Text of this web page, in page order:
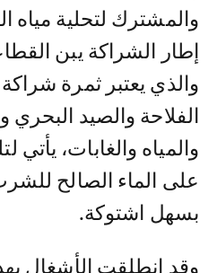
والمشترك لتحلية مياه
إطار الشراكة يبن
والذي يعتبر ثمرة
الفلاحة والصيد البحري
والمياه والغابات، يأتي
على الماء الصالح
بسهل اشتوكة.
وقد انطلقت الأشغال